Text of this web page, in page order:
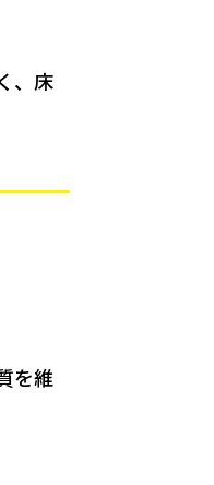
、床
を維